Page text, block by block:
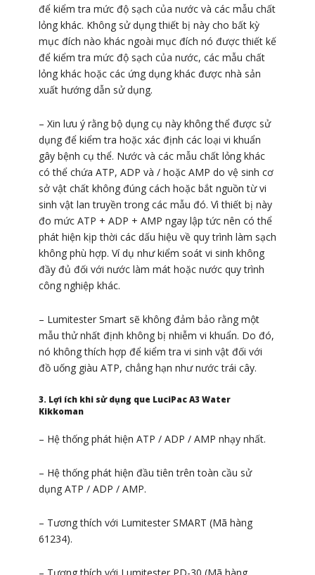
để kiểm tra mức độ sạch của nước và các mẫu chất
lỏng khác. Không sử dụng thiết bị này cho bất kỳ
mục đích nào khác ngoài mục đích nó được thiết kế
để kiểm tra mức độ sạch của nước, các mẫu chất
lỏng khác hoặc các ứng dụng khác được nhà sản
xuất hướng dẫn sử dụng.
– Xin lưu ý rằng bộ dụng cụ này không thể được sử
dụng để kiểm tra hoặc xác định các loại vi khuẩn
gây bệnh cụ thể. Nước và các mẫu chất lỏng khác
có thể chứa ATP, ADP và / hoặc AMP do vệ sinh cơ
sở vật chất không đúng cách hoặc bắt nguồn từ vi
sinh vật lan truyền trong các mẫu đó. Vì thiết bị này
đo mức ATP + ADP + AMP ngay lập tức nên có thể
phát hiện kịp thời các dấu hiệu về quy trình làm sạch
không phù hợp. Ví dụ như kiểm soát vi sinh không
đầy đủ đối với nước làm mát hoặc nước quy trình
công nghiệp khác.
– Lumitester Smart sẽ không đảm bảo rằng một
mẫu thử nhất định không bị nhiễm vi khuẩn. Do đó,
nó không thích hợp để kiểm tra vi sinh vật đối với
đồ uống giàu ATP, chẳng hạn như nước trái cây.
3. Lợi ích khi sử dụng que LuciPac A3 Water
Kikkoman
– Hệ thống phát hiện ATP / ADP / AMP nhạy nhất.
– Hệ thống phát hiện đầu tiên trên toàn cầu sử
dụng ATP / ADP / AMP.
– Tương thích với Lumitester SMART (Mã hàng
61234).